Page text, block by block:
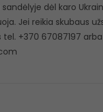
dėl karo
Jei reikia skubaus
+370 67087197 arba